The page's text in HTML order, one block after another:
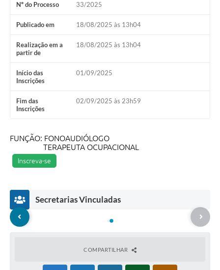
Nº do Processo 33/2025
Publicado em 18/08/2025 às 13h04
Realização em a
partir de
18/08/2025 às 13h04
Início das
Inscrições
01/09/2025
Fim das
Inscrições
02/09/2025 às 23h59
FUNÇÃO: FONOAUDIÓLOGO
TERAPEUTA OCUPACIONAL
Inscreva-se
Secretarias Vinculadas
COMPARTILHAR